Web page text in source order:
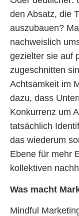
den Absatz, die
auszubauen?
nachweislich
gezielter sie auf
zugeschnitten
Achtsamkeit im
dazu, dass
Konkurrenz um
tatsächlich
das wiederum
Ebene für mehr
kollektiven
Was macht
Mindful